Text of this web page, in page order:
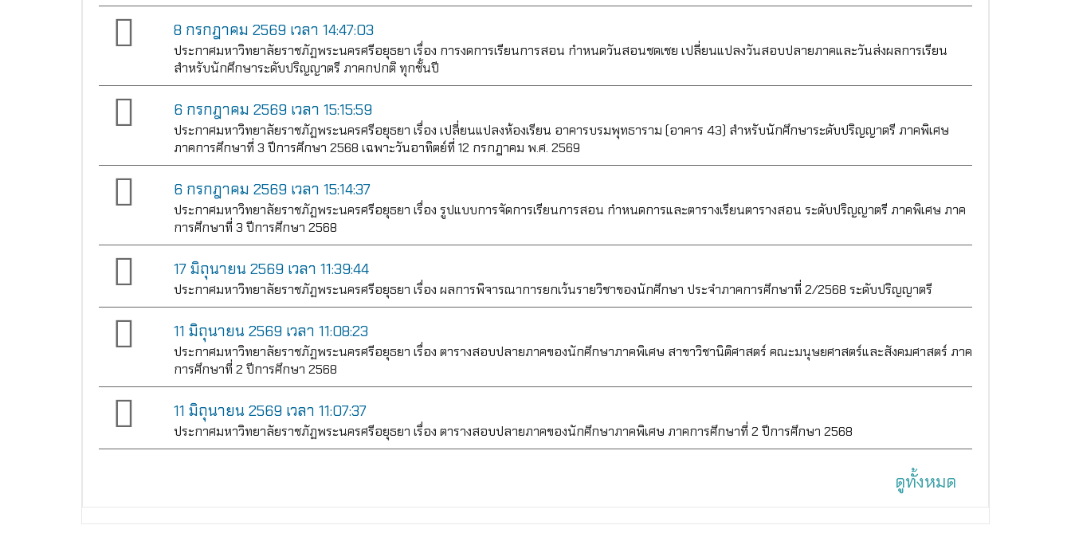
8 กรกฎาคม 2569 เวลา 14:47:03
ประกาศมหาวิทยาลัยราชภัฏพระนครศรีอยุธยา เรื่อง การงดการเรียนการสอน กำหนดวันสอนชดเชย เปลี่ยนแปลงวันสอบปลายภาคและวันส่งผลการเรียน
สำหรับนักศึกษาระดับปริญญาตรี ภาคกปกติ ทุกชั้นปี
6 กรกฎาคม 2569 เวลา 15:15:59
ประกาศมหาวิทยาลัยราชภัฏพระนครศรีอยุธยา เรื่อง เปลี่ยนแปลงห้องเรียน อาคารบรมพุทธาราม (อาคาร 43) สำหรับนักศึกษาระดับปริญญาตรี ภาคพิเศษ
ภาคการศึกษาที่ 3 ปีการศึกษา 2568 เฉพาะวันอาทิตย์ที่ 12 กรกฎาคม พ.ศ. 2569
6 กรกฎาคม 2569 เวลา 15:14:37
ประกาศมหาวิทยาลัยราชภัฏพระนครศรีอยุธยา เรื่อง รูปแบบการจัดการเรียนการสอน กำหนดการและตารางเรียนตารางสอน ระดับปริญญาตรี ภาคพิเศษ ภาค
การศึกษาที่ 3 ปีการศึกษา 2568
17 มิถุนายน 2569 เวลา 11:39:44
ประกาศมหาวิทยาลัยราชภัฏพระนครศรีอยุธยา เรื่อง ผลการพิจารณาการยกเว้นรายวิชาของนักศึกษา ประจำภาคการศึกษาที่ 2/2568 ระดับปริญญาตรี
11 มิถุนายน 2569 เวลา 11:08:23
ประกาศมหาวิทยาลัยราชภัฏพระนครศรีอยุธยา เรื่อง ตารางสอบปลายภาคของนักศึกษาภาคพิเศษ สาขาวิชานิติศาสตร์ คณะมนุษยศาสตร์และสังคมศาสตร์ ภาค
การศึกษาที่ 2 ปีการศึกษา 2568
11 มิถุนายน 2569 เวลา 11:07:37
ประกาศมหาวิทยาลัยราชภัฏพระนครศรีอยุธยา เรื่อง ตารางสอบปลายภาคของนักศึกษาภาคพิเศษ ภาคการศึกษาที่ 2 ปีการศึกษา 2568
ดูทั้งหมด